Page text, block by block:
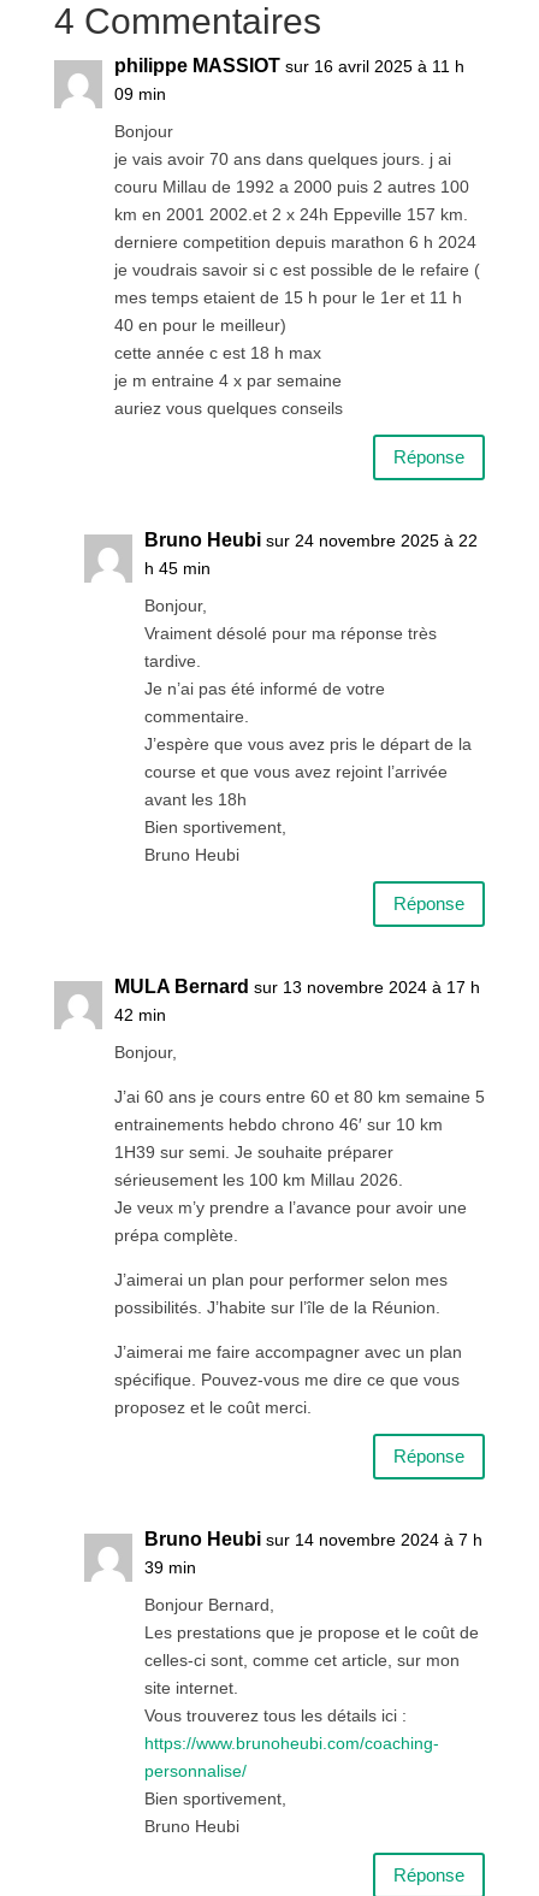
4 Commentaires
philippe MASSIOT sur 16 avril 2025 à 11 h
09 min
Bonjour
je vais avoir 70 ans dans quelques jours. j ai
couru Millau de 1992 a 2000 puis 2 autres 100
km en 2001 2002.et 2 x 24h Eppeville 157 km.
derniere competition depuis marathon 6 h 2024
je voudrais savoir si c est possible de le refaire (
mes temps etaient de 15 h pour le 1er et 11 h
40 en pour le meilleur)
cette année c est 18 h max
je m entraine 4 x par semaine
auriez vous quelques conseils
Réponse
Bruno Heubi sur 24 novembre 2025 à 22
h 45 min
Bonjour,
Vraiment désolé pour ma réponse très
tardive.
Je n’ai pas été informé de votre
commentaire.
J’espère que vous avez pris le départ de la
course et que vous avez rejoint l’arrivée
avant les 18h
Bien sportivement,
Bruno Heubi
Réponse
MULA Bernard sur 13 novembre 2024 à 17 h
42 min
Bonjour,
J’ai 60 ans je cours entre 60 et 80 km semaine 5
entrainements hebdo chrono 46′ sur 10 km
1H39 sur semi. Je souhaite préparer
sérieusement les 100 km Millau 2026.
Je veux m’y prendre a l’avance pour avoir une
prépa complète.
J’aimerai un plan pour performer selon mes
possibilités. J’habite sur l’île de la Réunion.
J’aimerai me faire accompagner avec un plan
spécifique. Pouvez-vous me dire ce que vous
proposez et le coût merci.
Réponse
Bruno Heubi sur 14 novembre 2024 à 7 h
39 min
Bonjour Bernard,
Les prestations que je propose et le coût de
celles-ci sont, comme cet article, sur mon
site internet.
Vous trouverez tous les détails ici :
https://www.brunoheubi.com/coaching-
personnalise/
Bien sportivement,
Bruno Heubi
Réponse